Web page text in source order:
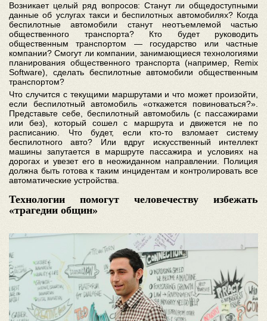
Возникает целый ряд вопросов: Станут ли общедоступными
данные об услугах такси и беспилотных автомобилях? Когда
беспилотные автомобили станут неотъемлемой частью
общественного транспорта? Кто будет руководить
общественным транспортом — государство или частные
компании? Смогут ли компании, занимающиеся технологиями
планирования общественного транспорта (например, Remix
Software), сделать беспилотные автомобили общественным
транспортом?
Что случится с текущими маршрутами и что может произойти,
если беспилотный автомобиль «откажется повиноваться?».
Представьте себе, беспилотный автомобиль (с пассажирами
или без), который сошел с маршрута и движется не по
расписанию. Что будет, если кто-то взломает систему
беспилотного авто? Или вдруг искусственный интеллект
машины запутается в маршруте пассажира и условиях на
дорогах и увезет его в неожиданном направлении. Полиция
должна быть готова к таким инцидентам и контролировать все
автоматические устройства.
Технологии помогут человечеству избежать
«трагедии общин»